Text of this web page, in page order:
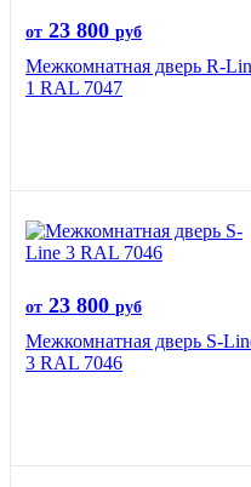
от 23 800 руб
Межкомнатная дверь R-
1 RAL 7047
от 23 800 руб
Межкомнатная дверь S-
3 RAL 7046